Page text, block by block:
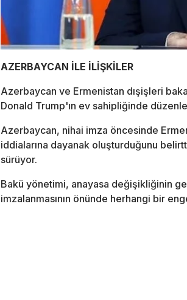
AZERBAYCAN İLE İLİŞKİLER
Azerbaycan ve Ermenistan dışişleri
Donald Trump'ın ev sahipliğinde
Azerbaycan, nihai imza öncesinde
iddialarına dayanak oluşturduğunu
sürüyor.
Bakü yönetimi, anayasa değişikliğinin
imzalanmasının önünde herhangi bir